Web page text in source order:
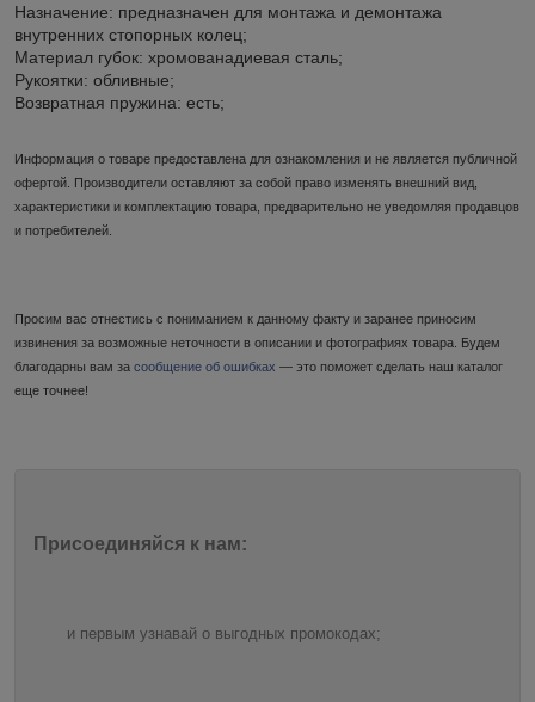
Назначение: предназначен для монтажа и демонтажа
внутренних стопорных колец;
Материал губок: хромованадиевая сталь;
Рукоятки: обливные;
Возвратная пружина: есть;
Информация о товаре предоставлена для ознакомления и не является публичной
офертой. Производители оставляют за собой право изменять внешний вид,
характеристики и комплектацию товара, предварительно не уведомляя продавцов
и потребителей.
Просим вас отнестись с пониманием к данному факту и заранее приносим
извинения за возможные неточности в описании и фотографиях товара. Будем
благодарны вам за сообщение об ошибках — это поможет сделать наш каталог
еще точнее!
Присоединяйся к нам:
и первым узнавай о выгодных промокодах;